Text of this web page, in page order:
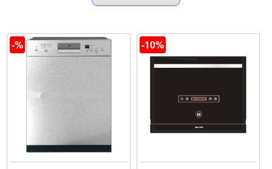
-% -10%